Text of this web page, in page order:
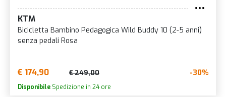
KTM
Bicicletta Bambino Pedagogica Wild Buddy 10 (2-5 anni)
senza pedali Rosa
€ 174,90 € 249,00 -30%
Disponibile Spedizione in 24 ore